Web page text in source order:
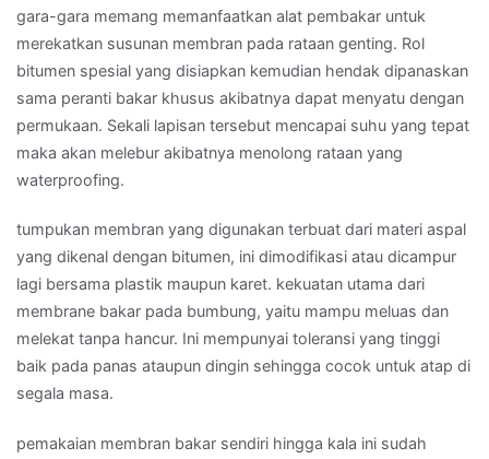
gara-gara memang memanfaatkan alat pembakar untuk
merekatkan susunan membran pada rataan genting. Rol
bitumen spesial yang disiapkan kemudian hendak dipanaskan
sama peranti bakar khusus akibatnya dapat menyatu dengan
permukaan. Sekali lapisan tersebut mencapai suhu yang tepat
maka akan melebur akibatnya menolong rataan yang
waterproofing.
tumpukan membran yang digunakan terbuat dari materi aspal
yang dikenal dengan bitumen, ini dimodifikasi atau dicampur
lagi bersama plastik maupun karet. kekuatan utama dari
membrane bakar pada bumbung, yaitu mampu meluas dan
melekat tanpa hancur. Ini mempunyai toleransi yang tinggi
baik pada panas ataupun dingin sehingga cocok untuk atap di
segala masa.
pemakaian membran bakar sendiri hingga kala ini sudah